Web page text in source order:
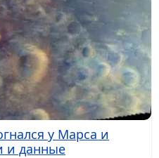
у Марса и
и данные